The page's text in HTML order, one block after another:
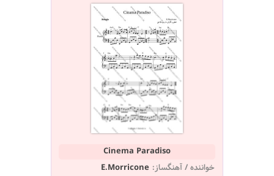
Cinema Paradiso
خواننده / آهنگساز: E.Morricone